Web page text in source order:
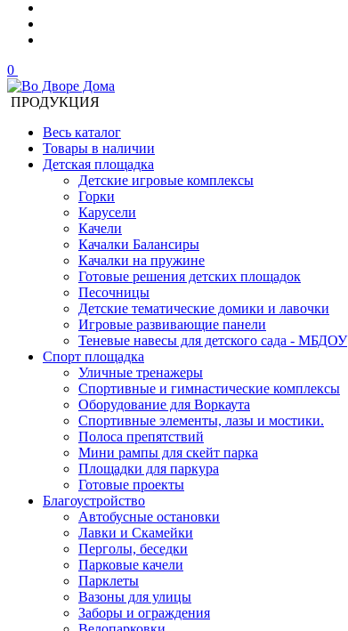
0
ПРОДУКЦИЯ
Весь каталог
Товары в наличии
Детская площадка
Детские игровые комплексы
Горки
Карусели
Качели
Качалки Балансиры
Качалки на пружине
Готовые решения детских площадок
Песочницы
Детские тематические домики и лавочки
Игровые развивающие панели
Теневые навесы для детского сада - МБДОУ
Спорт площадка
Уличные тренажеры
Спортивные и гимнастические комплексы
Оборудование для Воркаута
Спортивные элементы, лазы и мостики.
Полоса препятствий
Мини рампы для скейт парка
Площадки для паркура
Готовые проекты
Благоустройство
Автобусные остановки
Лавки и Скамейки
Перголы, беседки
Парковые качели
Парклеты
Вазоны для улицы
Заборы и ограждения